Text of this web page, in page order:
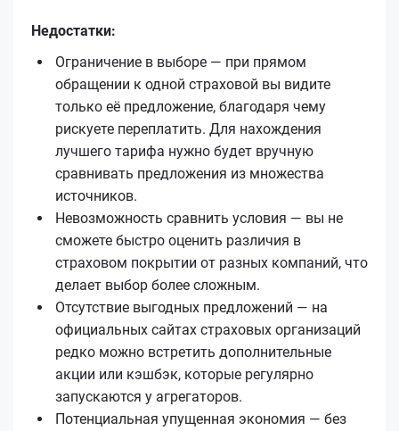
Недостатки:
Ограничение в выборе — при прямом
обращении к одной страховой вы видите
только её предложение, благодаря чему
рискуете переплатить. Для нахождения
лучшего тарифа нужно будет вручную
сравнивать предложения из множества
источников.
Невозможность сравнить условия — вы не
сможете быстро оценить различия в
страховом покрытии от разных компаний, что
делает выбор более сложным.
Отсутствие выгодных предложений — на
официальных сайтах страховых организаций
редко можно встретить дополнительные
акции или кэшбэк, которые регулярно
запускаются у агрегаторов.
Потенциальная упущенная экономия — без